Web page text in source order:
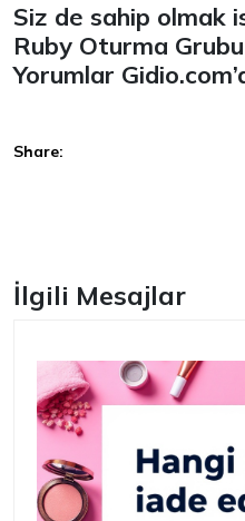
Siz de sahip olmak
Ruby Oturma
Yorumlar
Share:
İlgili Mesajlar